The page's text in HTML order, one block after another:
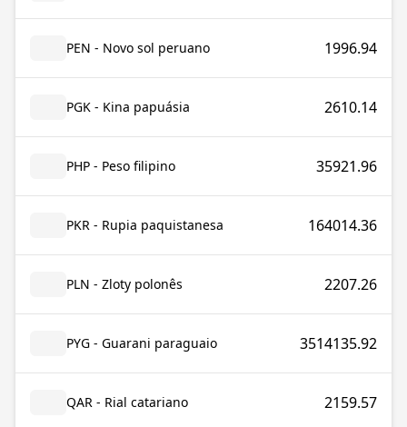
PEN - Novo sol peruano 1996.94
PGK - Kina papuásia 2610.14
PHP - Peso filipino 35921.96
PKR - Rupia paquistanesa 164014.36
PLN - Zloty polonês 2207.26
PYG - Guarani paraguaio 3514135.92
QAR - Rial catariano 2159.57